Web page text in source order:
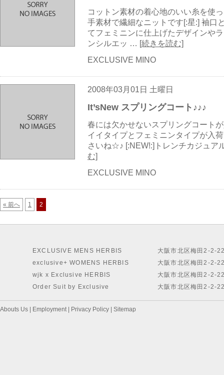
コットン素材の着心地のいい糸を使
手素材で繊細なニットです[:星:] 袖口
てフェミニンに仕上げたデザインや
ンシルエッ … [続きを読む]
EXCLUSIVE MINO
2008年03月01日 土曜日
It’sNew スプリングコート♪♪♪
春には欠かせないスプリングコート
イイタイプとフェミニンタイプが入
さいね☆♪ [:NEW!:]トレンチカジュ
む]
EXCLUSIVE MINO
« 前へ 1 2
EXCLUSIVE MENS HERBIS
exclusive+ WOMENS HERBIS
wjk x Exclusive HERBIS
Order Suit by Exclusive
大阪市北区梅田2-2-
大阪市北区梅田2-2-
大阪市北区梅田2-2-
大阪市北区梅田2-2-
Abouts Us Employment| Privacy Policy Sitemap